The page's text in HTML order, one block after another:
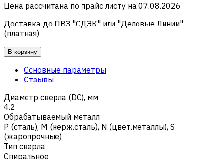
Цена рассчитана по прайс листу на 07.08.2026
Доставка до ПВЗ "СДЭК" или "Деловые Линии"
(платная)
В корзину
Основные параметры
Отзывы
Диаметр сверла (DC), мм
4.2
Обрабатываемый металл
Р (сталь), M (нерж.сталь), N (цвет.металлы), S
(жаропрочные)
Тип сверла
Спиральное